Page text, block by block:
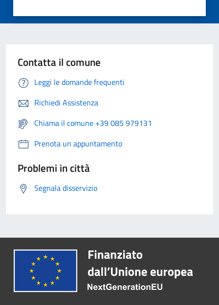
Contatta il comune
Leggi le domande frequenti
Richiedi Assistenza
Chiama il comune +39 085 979131
Prenota un appuntamento
Problemi in città
Segnala disservizio